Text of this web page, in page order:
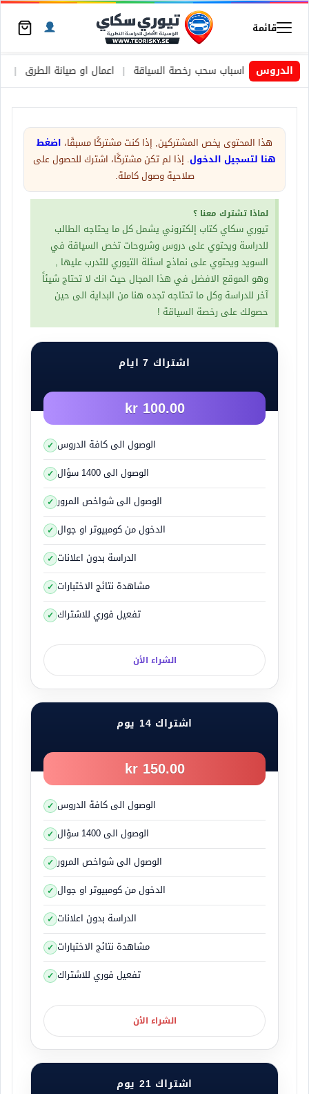
قائمة
الدروس
| اسباب سحب رخصة السياقة | اعمال او صيانة الطرق |
هذا المحتوى يخص المشتركين, إذا كنت مشتركًا مسبقًا، اضغط
هنا لتسجيل الدخول. إذا لم تكن مشتركًا، اشترك للحصول على
صلاحية وصول كاملة.
لماذا تشترك معنا ؟
تيوري سكاي كتاب إلكتروني يشمل كل ما يحتاجه الطالب
للدراسة ويحتوي على دروس وشروحات تخص السياقة في
السويد ويحتوي على نماذج اسئلة التيوري للتدرب عليها ,
وهو الموقع الافضل في هذا المجال حيث انك لا تحتاج شيئاً
آخر للدراسة وكل ما تحتاجه تجده هنا من البداية الى حين
حصولك على رخصة السياقة !
اشتراك 7 ايام
100.00 kr
الوصول الى كافة الدروس
الوصول الى 1400 سؤال
الوصول الى شواخص المرور
الدخول من كومبيوتر او جوال
الدراسة بدون اعلانات
مشاهدة نتائج الاختبارات
تفعيل فوري للاشتراك
الشراء الأن
اشتراك 14 يوم
150.00 kr
الوصول الى كافة الدروس
الوصول الى 1400 سؤال
الوصول الى شواخص المرور
الدخول من كومبيوتر او جوال
الدراسة بدون اعلانات
مشاهدة نتائج الاختبارات
تفعيل فوري للاشتراك
الشراء الأن
اشتراك 21 يوم